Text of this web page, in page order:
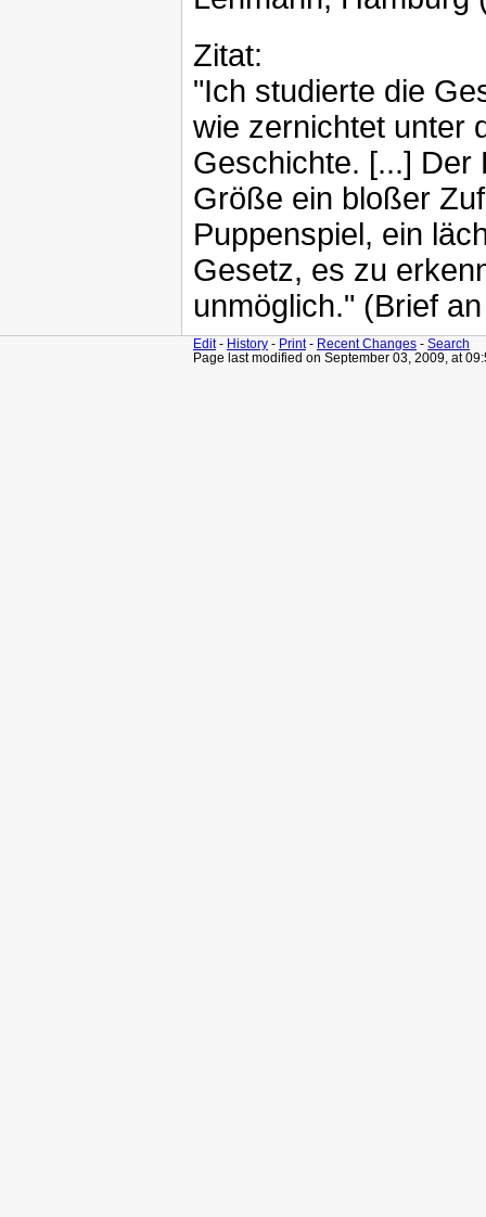
Zitat:
"Ich studierte die
wie zernichtet unter
Geschichte. [...] Der
Größe ein bloßer
Puppenspiel, ein
Gesetz, es zu
unmöglich." (Brief
Edit- History - Print- Recent Changes - Search
Page last modified on September 03, 2009, at